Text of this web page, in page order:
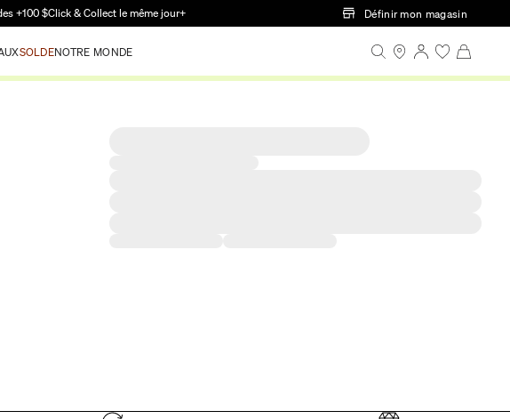
principal
+100 $Click & Collect le même jour+ Définir mon magasin
SOLDENOTRE MONDE